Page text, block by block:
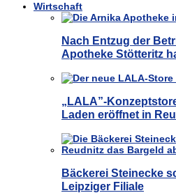
Wirtschaft
Nach Entzug der
Apotheke Stötteritz
„LALA”-
Laden eröffnet in
Bäckerei Steinecke
Leipziger Filiale